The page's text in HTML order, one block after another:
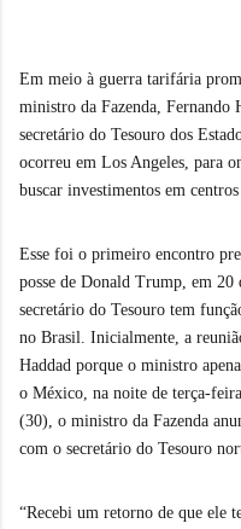
Em meio à guerra tarifária
ministro da Fazenda, Fernando
secretário do Tesouro dos
ocorreu em Los Angeles, para
buscar investimentos em
Esse foi o primeiro encontro
posse de Donald Trump, em
secretário do Tesouro tem
no Brasil. Inicialmente, a
Haddad porque o ministro
o México, na noite de terça-
(30), o ministro da Fazenda
com o secretário do Tesouro
“Recebi um retorno de que ele